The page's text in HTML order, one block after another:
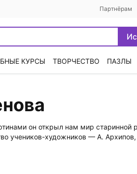
Партнёрам
КУРСЫ ТВОРЧЕСТВО ПАЗЛЫ
он открыл нам мир старинной
учеников-художников — А.